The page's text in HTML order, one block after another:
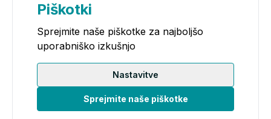
Piškotki
Sprejmite naše piškotke za najboljšo
uporabniško izkušnjo
Nastavitve
Sprejmite naše piškotke